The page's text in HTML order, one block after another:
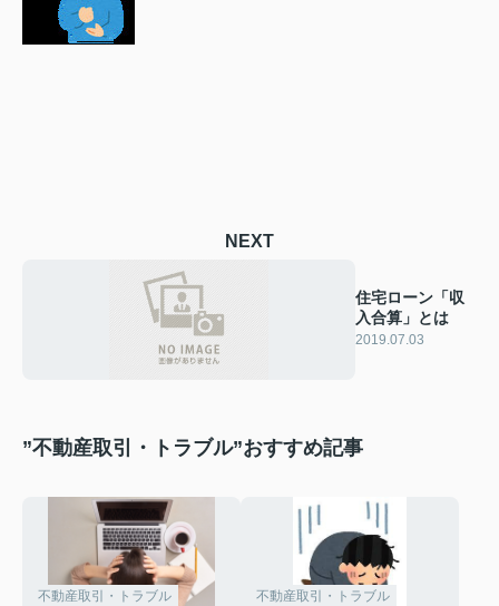
NEXT
住宅ローン「収
入合算」とは
2019.07.03
”不動産取引・トラブル”おすすめ記事
不動産取引・トラブル 不動産取引・トラブル